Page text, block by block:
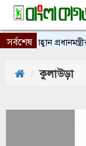
সর্বশেষপ্রধানমন্ত্রীর
কুলাউড়া